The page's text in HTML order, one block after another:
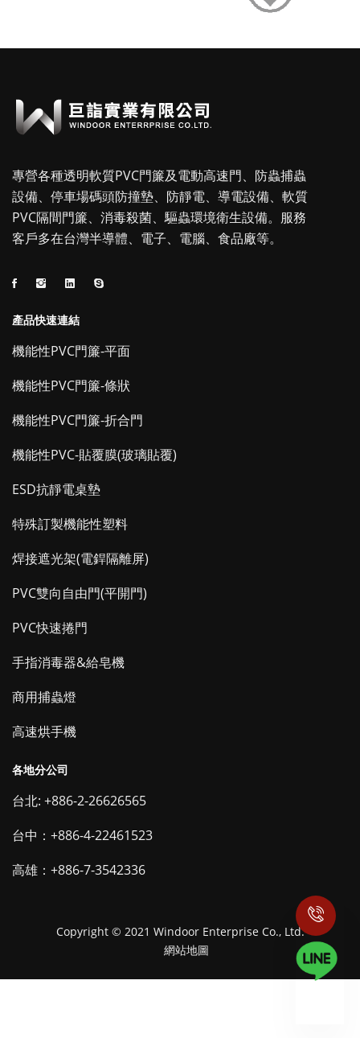
專營各種透明軟質PVC門簾及電動高速門、防蟲捕蟲
設備、停車場碼頭防撞墊、防靜電、導電設備、軟質
PVC隔間門簾、消毒殺菌、驅蟲環境衛生設備。服務
客戶多在台灣半導體、電子、電腦、食品廠等。
產品快速連結
機能性PVC門簾-平面
機能性PVC門簾-條狀
機能性PVC門簾-折合門
機能性PVC-貼覆膜(玻璃貼覆)
ESD抗靜電桌墊
特殊訂製機能性塑料
焊接遮光架(電銲隔離屏)
PVC雙向自由門(平開門)
PVC快速捲門
手指消毒器&給皂機
商用捕蟲燈
高速烘手機
各地分公司
台北: +886-2-26626565
台中：+886-4-22461523
高雄：+886-7-3542336
Copyright © 2021 Windoor Enterprise Co., Ltd.
網站地圖